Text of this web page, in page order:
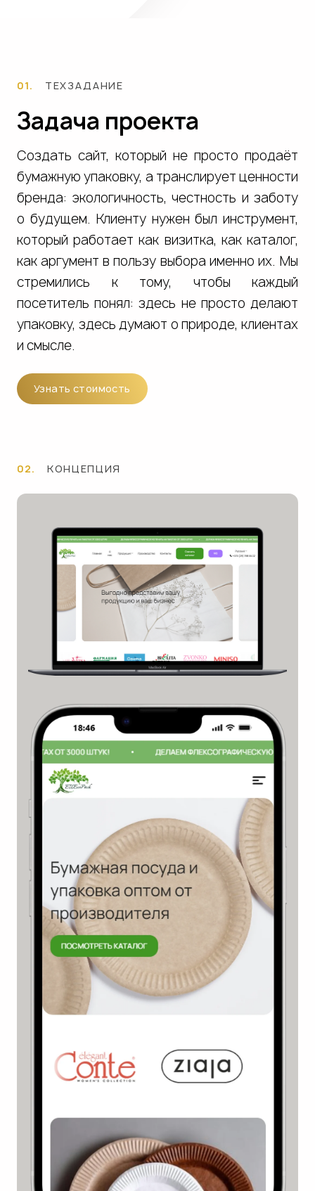
01. ТЕХЗАДАНИЕ
Задача проекта
Создать сайт, который не просто продаёт
бумажную упаковку, а транслирует ценности
бренда: экологичность, честность и заботу
о будущем. Клиенту нужен был инструмент,
который работает как визитка, как каталог,
как аргумент в пользу выбора именно их. Мы
стремились к тому, чтобы каждый
посетитель понял: здесь не просто делают
упаковку, здесь думают о природе, клиентах
и смысле.
Узнать стоимость
02. КОНЦЕПЦИЯ